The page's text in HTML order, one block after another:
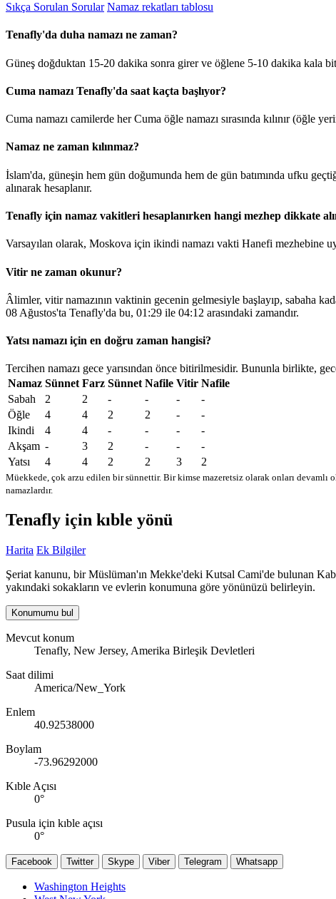
Sıkça Sorulan Sorular Namaz rekatları tablosu
Tenafly'da duha namazı ne zaman?
Güneş doğduktan 15-20 dakika sonra girer ve öğlene 5-10 dakika kala
Cuma namazı Tenafly'da saat kaçta başlıyor?
Cuma namazı camilerde her Cuma öğle namazı sırasında kılınır (öğle
Namaz ne zaman kılınmaz?
İslam'da, güneşin hem gün doğumunda hem de gün batımında ufku
alınarak hesaplanır.
Tenafly için namaz vakitleri hesaplanırken hangi mezhep dikkate
Varsayılan olarak, Moskova için ikindi namazı vakti Hanefi mezhebine
Vitir ne zaman okunur?
Âlimler, vitir namazının vaktinin gecenin gelmesiyle başlayıp, sabaha
08 Ağustos'ta Tenafly'da bu, 01:29 ile 04:12 arasındaki zamandır.
Yatsı namazı için en doğru zaman hangisi?
Tercihen namazı gece yarısından önce bitirilmesidir. Bununla birlikte,
Namaz Sünnet Farz Sünnet Nafile Vitir Nafile
Sabah
2 2 - - -
-
Öğle
4 4 2 2 -
-
Ikindi
4 4 - - -
-
Akşam - 3 2 - -
-
Yatsı
4 4 2 2 3 2
Müekkede, çok arzu edilen bir sünnettir. Bir kimse mazeretsiz olarak onları devamlı
namazlardır.
Tenafly için kıble yönü
Harita Ek Bilgiler
Şeriat kanunu, bir Müslüman'ın Mekke'deki Kutsal Cami'de bulunan
yakındaki sokakların ve evlerin konumuna göre yönünüzü belirleyin.
Konumumu bul
Mevcut konum
Tenafly, New Jersey, Amerika Birleşik Devletleri
Saat dilimi
America/New_York
Enlem
40.92538000
Boylam
-73.96292000
Kıble Açısı
0°
Pusula için kıble açısı
0°
Facebook Twitter Skype Viber Telegram Whatsapp
Washington Heights